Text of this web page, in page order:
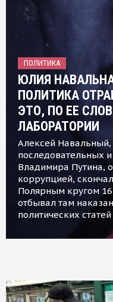
ПОЛИТИКА
ЮЛИЯ
ПОЛИТИКА
ЭТО, ПО ЕЕ
ЛАБОРАТОРИИ
Алексей
последовательных
Владимира Путина,
коррупцией,
Полярным кругом
отбывал там
политических статей